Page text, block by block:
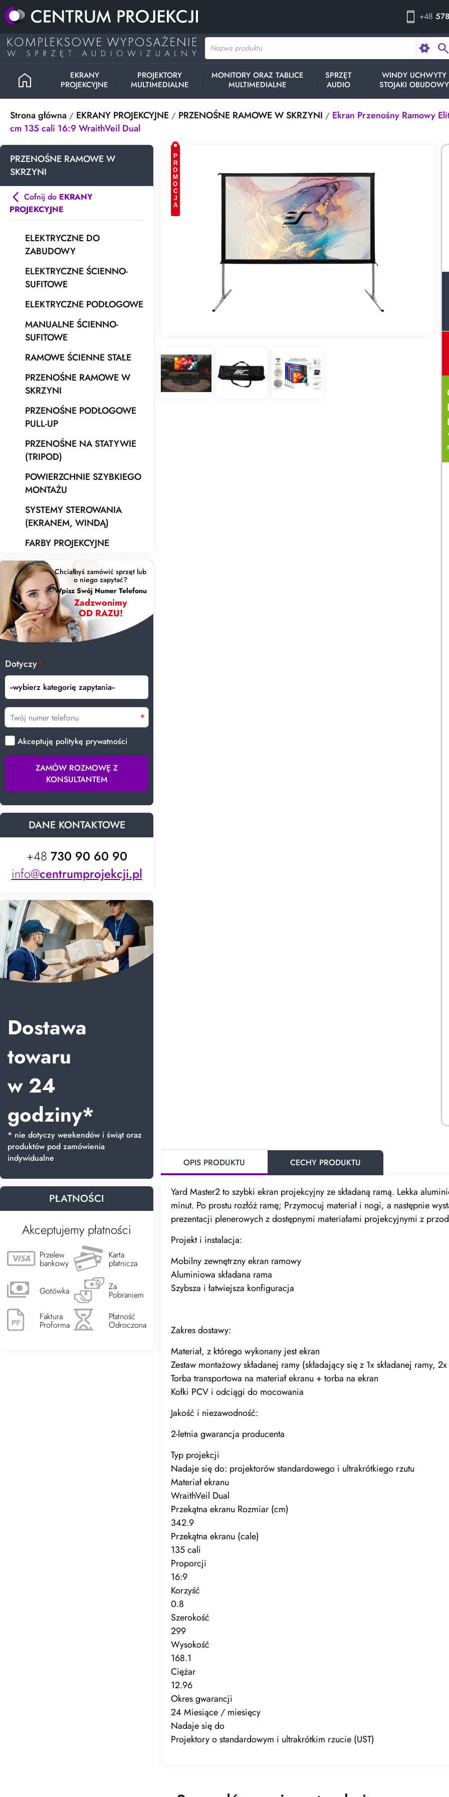
+48
search
home
EKRANY
PROJEKCYJNE
PROJEKTORY
MULTIMEDIALNE
MONITORY ORAZ TABLICE
MULTIMEDIALNE
SPRZĘT
AUDIO
WINDY UCHWYTY
STOJAKI OBUDOWY
Strona główna EKRANY PROJEKCYJNE PRZENOŚNE RAMOWE W SKRZYNI
Ekran Przenośny Ramowy
cm 135 cali 16:9 WraithVeil Dual
PROMOCJA
OPIS PRODUKTU CECHY PRODUKTU
Yard Master2 to szybki ekran projekcyjny ze składaną ramą. Lekka
minut. Po prostu rozłóż ramę; Przymocuj materiał i nogi, a następnie
prezentacji plenerowych z dostępnymi materiałami projekcyjnymi z
Projekt i instalacja:
Mobilny zewnętrzny ekran ramowy
Aluminiowa składana rama
Szybsza i łatwiejsza konfiguracja
Zakres dostawy:
Materiał, z którego wykonany jest ekran
Zestaw montażowy składanej ramy (składający się z 1x składanej ramy,
Torba transportowa na materiał ekranu + torba na ekran
Kołki PCV i odciągi do mocowania
Jakość i niezawodność:
2-letnia gwarancja producenta
Typ projekcji
Nadaje się do: projektorów standardowego i ultrakrótkiego rzutu
Materiał ekranu
WraithVeil Dual
Przekątna ekranu Rozmiar (cm)
342.9
Przekątna ekranu (cale)
135 cali
Proporcji
16:9
Korzyść
0.8
Szerokość
299
Wysokość
168.1
Ciężar
12.96
Okres gwarancji
24 Miesiące / miesięcy
Nadaje się do
Projektory o standardowym i ultrakrótkim rzucie (UST)
PRZENOŚNE RAMOWE W
SKRZYNI
Cofnij do EKRANY
PROJEKCYJNE
ELEKTRYCZNE DO
ZABUDOWY
ELEKTRYCZNE ŚCIENNO-
SUFITOWE
ELEKTRYCZNE PODŁOGOWE
MANUALNE ŚCIENNO-
SUFITOWE
RAMOWE ŚCIENNE STAŁE
PRZENOŚNE RAMOWE W
SKRZYNI
PRZENOŚNE PODŁOGOWE
PULL-UP
PRZENOŚNE NA STATYWIE
(TRIPOD)
POWIERZCHNIE SZYBKIEGO
MONTAŻU
SYSTEMY STEROWANIA
(EKRANEM, WINDĄ)
FARBY PROJEKCYJNE
Chciałbyś zamówić sprzęt lub
o niego zapytać?
Wpisz Swój Numer Telefonu
Zadzwonimy
OD RAZU!
Dotyczy
Akceptuję politykę prywatności
ZAMÓW ROZMOWĘ Z
KONSULTANTEM
DANE KONTAKTOWE
+48 730 90 60 90
info@centrumprojekcji.pl
Dostawa
towaru
w 24
godziny*
* nie dotyczy weekendów i świąt oraz
produktów pod zamówienia
indywidualne
PŁATNOŚCI
Akceptujemy płatności
Przelew
bankowy
Karta
płatnicza
Gotówka Za
Pobraniem
Faktura
Proforma
Płatność
Odroczona